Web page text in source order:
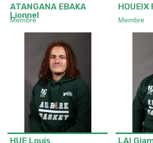
ATANGANA EBAKA
Lionnel
Membre
HOUEIX
Membre
HUE Louis LAI